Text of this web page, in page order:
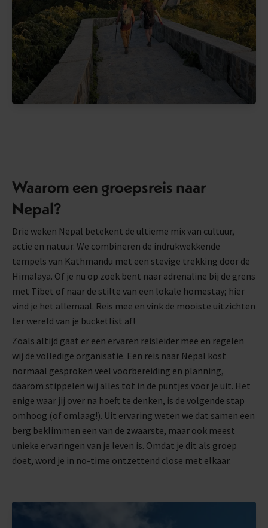
Waarom een groepsreis naar
Nepal?
Drie weken Nepal betekent de ultieme mix van cultuur,
actie en natuur. We combineren de indrukwekkende
tempels van Kathmandu met een stevige trekking door de
Himalaya. Of je nu op zoek bent naar adrenaline bij de grens
met Tibet of naar de stilte van een lokale homestay; hier
vind je het allemaal. Reis mee en vink de mooiste uitzichten
ter wereld van je bucketlist af!
Zoals altijd gaat er een ervaren reisleider mee en regelen
wij de volledige organisatie. Een reis naar Nepal kost
normaal gesproken veel voorbereiding en planning,
daarom stippelen wij alles tot in de puntjes voor je uit. Het
enige waar jij over na hoeft te denken, is de volgende stap
omhoog (of omlaag!). Uit ervaring weten we dat samen een
berg beklimmen een van de zwaarste, maar ook meest
unieke ervaringen van je leven is. Omdat je dit als groep
doet, word je in no-time ontzettend close met elkaar.